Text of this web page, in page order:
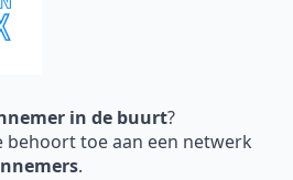
in de buurt?
behoort toe aan een netwerk
.